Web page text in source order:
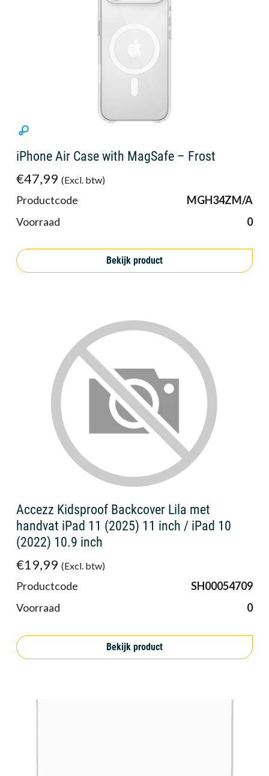
iPhone Air Case with MagSafe – Frost
€47,99 (Excl. btw)
Productcode
MGH34ZM/A
Voorraad
0
Bekijk product
Accezz Kidsproof Backcover Lila met
handvat iPad 11 (2025) 11 inch / iPad 10
(2022) 10.9 inch
€19,99 (Excl. btw)
Productcode
SH00054709
Voorraad
0
Bekijk product